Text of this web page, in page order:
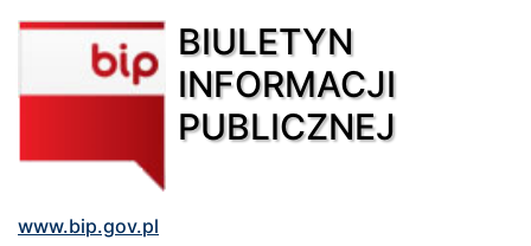
BIULETYN
INFORMACJI
PUBLICZNEJ
www.bip.gov.pl